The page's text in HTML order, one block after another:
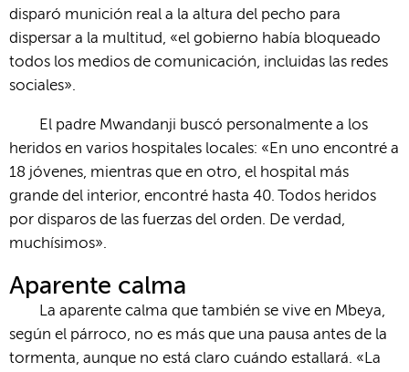
disparó munición real a la altura del pecho para
dispersar a la multitud, «el gobierno había bloqueado
todos los medios de comunicación, incluidas las redes
sociales».
El padre Mwandanji buscó personalmente a los
heridos en varios hospitales locales: «En uno encontré a
18 jóvenes, mientras que en otro, el hospital más
grande del interior, encontré hasta 40. Todos heridos
por disparos de las fuerzas del orden. De verdad,
muchísimos».
Aparente calma
La aparente calma que también se vive en Mbeya,
según el párroco, no es más que una pausa antes de la
tormenta, aunque no está claro cuándo estallará. «La